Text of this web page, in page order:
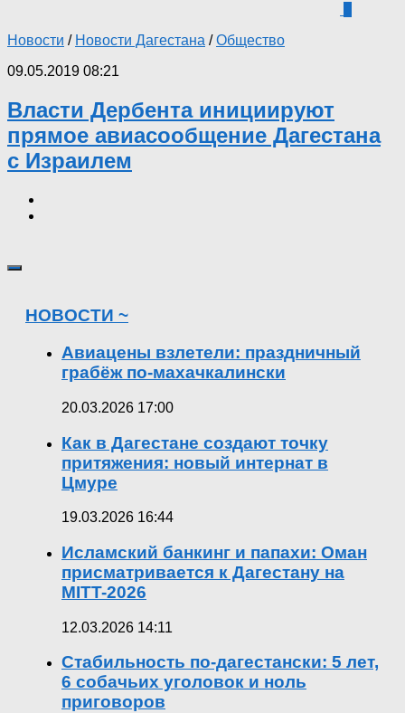
Новости / Новости Дагестана /Общество
09.05.2019 08:21
Власти Дербента инициируют
прямое авиасообщение Дагестана
с Израилем
НОВОСТИ ~
Авиацены взлетели: праздничный
грабёж по-махачкалински
20.03.2026 17:00
Как в Дагестане создают точку
притяжения: новый интернат в
Цмуре
19.03.2026 16:44
Исламский банкинг и папахи: Оман
присматривается к Дагестану на
MITT-2026
12.03.2026 14:11
Стабильность по-дагестански: 5 лет,
6 собачьих уголовок и ноль
приговоров